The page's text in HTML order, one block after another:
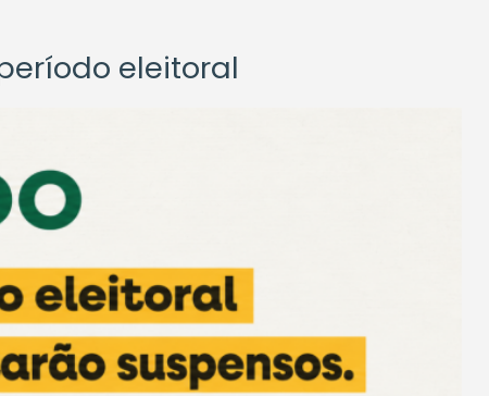
eleitoral